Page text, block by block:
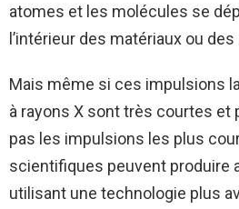
atomes et les molécules se
l’intérieur des matériaux ou
Mais même si ces impulsions
à rayons X sont très courtes et
pas les impulsions les plus
scientifiques peuvent produire
utilisant une technologie plus